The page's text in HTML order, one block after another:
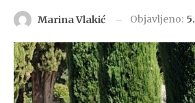
Marina Vlakić Objavljeno: